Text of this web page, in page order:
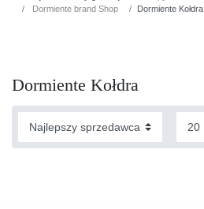
Dormiente brand Shop
Dormiente Kołdra
Dormiente Kołdra